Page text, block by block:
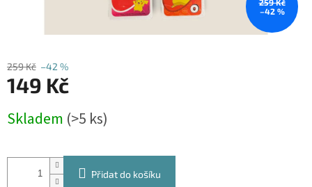
259 Kč
–42 %
259 Kč –42 %
149 Kč
cena:
Skladem (>5 ks)
Přidat do košíku